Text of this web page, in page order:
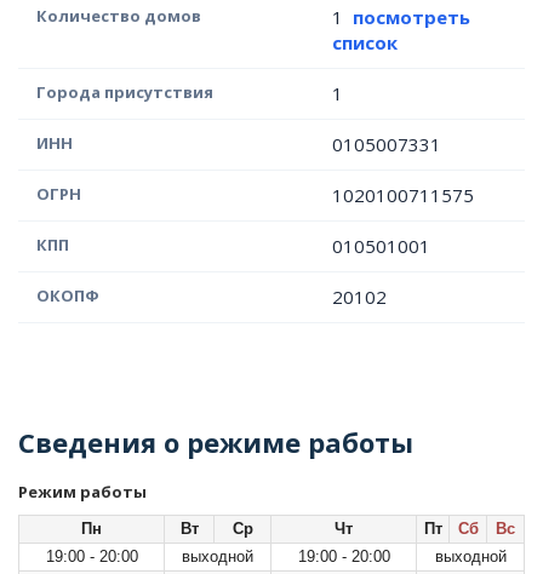
Количество домов 1 посмотреть
список
Города присутствия 1
ИНН 0105007331
ОГРН 1020100711575
КПП 010501001
ОКОПФ 20102
Сведения о режиме работы
Режим работы
Пн Вт Ср Чт Пт Сб
Вс
19:00 - 20:00
выходной 19:00 - 20:00
выходной